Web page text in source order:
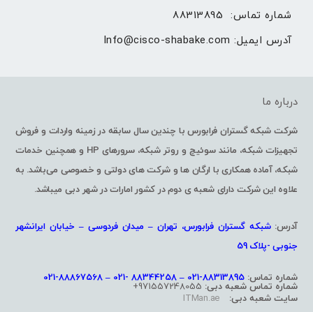
شماره تماس: 88313895
آدرس ایمیل: Info@cisco-shabake.com
درباره ما
شرکت شبکه گستران فرابورس با چندین سال سابقه در زمینه واردات و فروش
تجهیزات شبکه، مانند سوئیچ و روتر شبکه، سرورهای HP و همچنین خدمات
شبکه، آماده همکاری با ارگان ها و شرکت های دولتی و خصوصی می‌باشد. به
علاوه این شرکت دارای شعبه ی دوم در کشور امارات در شهر دبی میباشد.
آدرس:شبکه گستران فرابورس، تهران – میدان فردوسی – خیابان ایرانشهر
جنوبی -پلاک 59
شماره تماس: 88313895-021 – 88344258 -021 – 88867568-021
شماره تماس شعبه دبی:
سایت شعبه دبی: ITMan.ae